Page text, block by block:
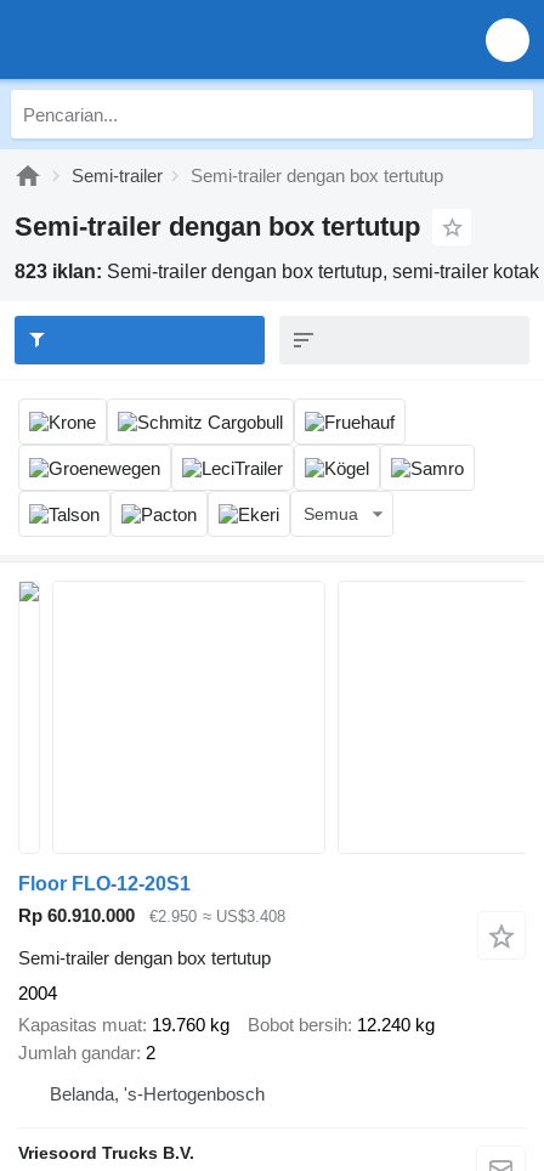
Semi-trailer Semi-trailer dengan box tertutup
Semi-trailer dengan box tertutup
823 iklan: Semi-trailer dengan box tertutup, semi-trailer kotak
Semua
Floor FLO-12-20S1
Rp 60.910.000
€2.950 ≈ US$3.408
Semi-trailer dengan box tertutup
2004
Kapasitas muat 19.760 kg Bobot bersih 12.240 kg
Jumlah gandar 2
Belanda, 's-Hertogenbosch
Vriesoord Trucks B.V.